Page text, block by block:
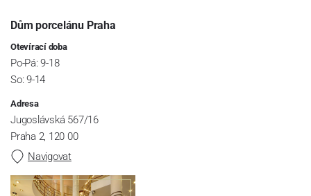
Dům porcelánu Praha
Otevírací doba
Po-Pá: 9-18
So: 9-14
Adresa
Jugoslávská 567/16
Praha 2, 120 00
Navigovat